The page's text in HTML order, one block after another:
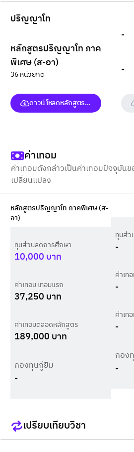
ปริญญาโท
หลักสูตรปริญญาโท ภาค
พิเศษ (ส-อา)
36 หน่วยกิต
ดาวน์โหลดหลักสูตร (ฉบับเต็ม)
-
-
ค่าเทอม
ค่าเทอมดังกล่าวเป็นค่าเทอมปัจจุบัน
เปลี่ยนแปลง
หลักสูตรปริญญาโท ภาคพิเศษ (ส-
อา)
ทุนส่วนลดการศึกษา
10,000 บาท
ค่าเทอม เทอมแรก
37,250 บาท
ค่าเทอมตลอดหลักสูตร
189,000 บาท
กองทุนกู้ยืม
-
ทุนส่ว
-
ค่าเท
-
ค่าเท
-
กอง
-
เปรียบเทียบวิชา